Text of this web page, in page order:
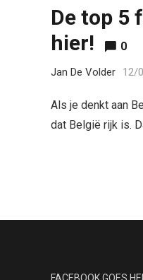
De top 5
hier!
0
Jan De Volder 12/
Als je denkt aan
dat België rijk is.
FACEBOOK GOES